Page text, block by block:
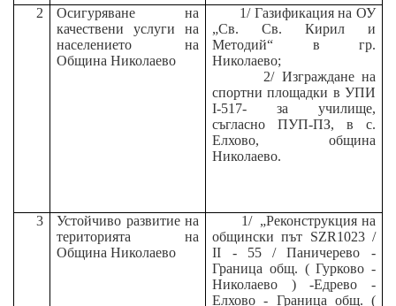
2
Осигуряване на
качествени услуги на
населението на
Община Николаево
1/ Газификация на ОУ
„Св. Св. Кирил и
Методий“ в гр.
Николаево;
2/ Изграждане на
спортни площадки в УПИ
I-517- за училище,
съгласно ПУП-ПЗ, в с.
Елхово, община
Николаево.
3
Устойчиво развитие на
територията на
Община Николаево
1/ „Реконструкция на
общински път SZR1023 /
ІІ - 55 / Паничерево -
Граница общ. ( Гурково -
Николаево ) -Едрево -
Елхово - Граница общ. (